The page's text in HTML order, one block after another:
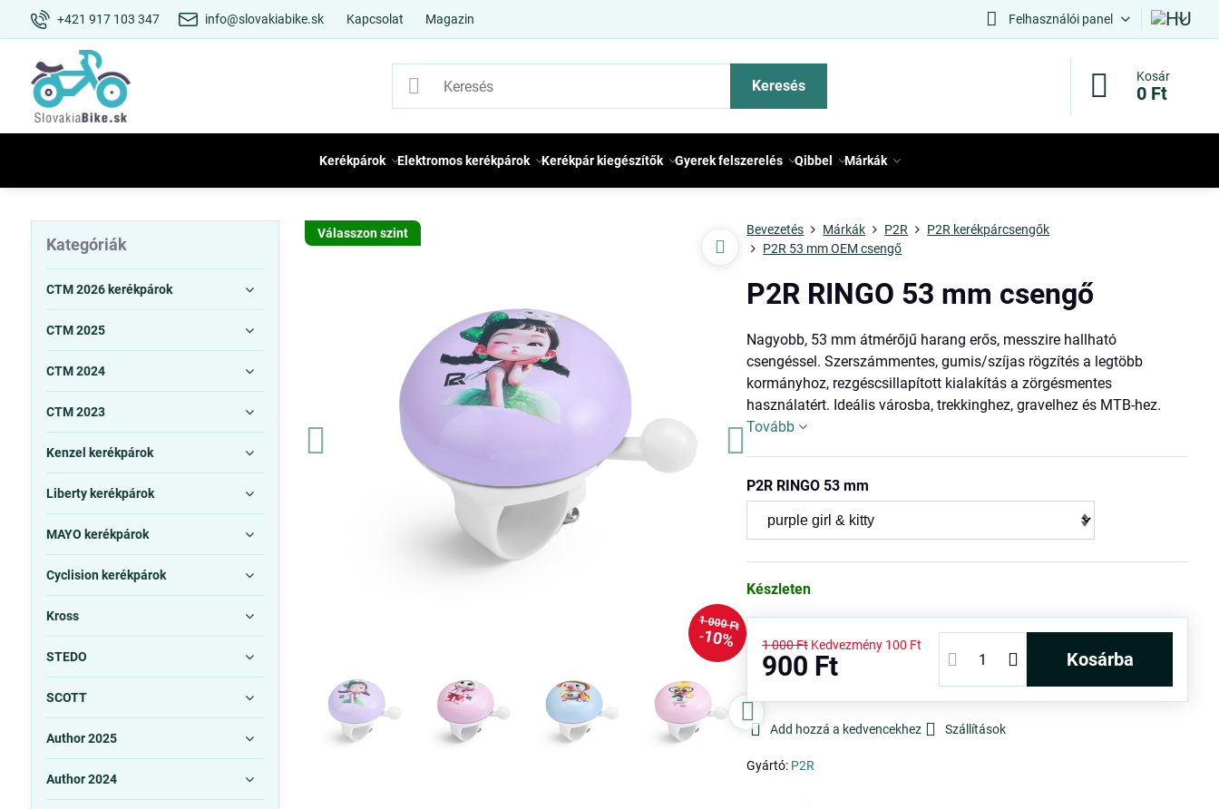
+421 917 103 347 info@slovakiabike.sk Kapcsolat Magazin Felhasználói panel
Keresés
Kosár
0 Ft
Kerékpárok Elektromos kerékpárok Kerékpár kiegészítők Gyerek felszerelés Qibbel Márkák
Válasszon szint
1 000 Ft
10%
Bevezetés Márkák P2R
P2R kerékpárcsengők
P2R 53 mm OEM csengő
P2R RINGO 53 mm csengő
Nagyobb, 53 mm átmérőjű harang erős, messzire hallható
csengéssel. Szerszámmentes, gumis/szíjas rögzítés a legtöbb
kormányhoz, rezgéscsillapított kialakítás a zörgésmentes
használatért. Ideális városba, trekkinghez, gravelhez és MTB-hez.
Tovább
P2R RINGO 53 mm
Készleten
1 000 Ft Kedvezmény 100 Ft
900 Ft kosárba
Add hozzá a kedvencekhez Szállítások
Gyártó: P2R
Kategóriák
CTM 2026 kerékpárok
CTM 2025
CTM 2024
CTM 2023
Kenzel kerékpárok
Liberty kerékpárok
MAYO kerékpárok
Cyclision kerékpárok
Kross
STEDO
SCOTT
Author 2025
Author 2024